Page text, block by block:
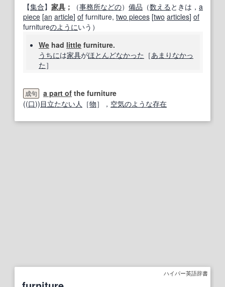
【集合】 家具 ； （事務所などの） 備品 （数える ときは， a
piece [an article] of furniture, two pieces [two articles] of
furnitureのようにいう）
We had little furniture.
うちには家具がほとんどなかった ［あまり なかっ
た ］
成句 a part of the furniture
((口))目立たない人 ［物］， 空気のような存在
ハイパー英語辞書